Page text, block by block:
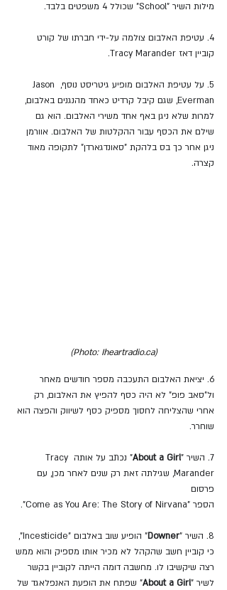
מילות השיר "School" שכולל 4 משפטים בלבד.
4. עטיפת האלבום צולמה על-ידי חברתו של קורט
קוביין דאז Tracy Marander.
5. על עטיפת האלבום מופיע גיטריסט נוסף, Jason
Everman, שגם קיבל קרדיט כאחד מהנגנים באלבום,
למרות שלא ניגן באף אחד משירי האלבום. הוא גם
שילם את הכסף עבור ההקלטות של האלבום. אוורמן
ניגן אחר כך בס בלהקת "סאונדגארדן" לתקופה מאוד
קצרה.
(Photo: Iheartradio.ca)
6. יציאת האלבום התעכבה מספר חודשים מאחר
ול"סאב פופ" לא היה כסף להפיץ את האלבום, רק
אחרי שהצליחה לחסוך מספיק כסף לשיווק והפצה הוא
שוחרר.
7. השיר " About a Girl
" נכתב על אותה Tracy
Marander, שגילתה זאת רק שנים לאחר מכן, עם
פרסום
הספר "Come as You Are: The Story of Nirvana".
8. השיר " Downer
" הופיע שוב באלבום "Incesticide",
כי קוביין חשב שהקהל לא מכיר אותו מספיק והוא ממש
רצה שיקשיבו לו. מחשבה דומה הייתה לקוביין בקשר
לשיר "About a Girl" שפתח את הופעת האנפלאגד של